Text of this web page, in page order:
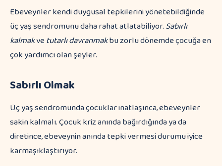
Ebeveynler kendi duygusal tepkilerini yönetebildiğinde
üç yaş sendromunu daha rahat atlatabiliyor.Sabırlı
kalmakvetutarlı davranmakbu zorlu dönemde çocuğa en
çok yardımcı olan şeyler.
Sabırlı Olmak
Üç yaş sendromunda çocuklar inatlaşınca, ebeveynler
sakin kalmalı. Çocuk kriz anında bağırdığında ya da
diretince, ebeveynin anında tepki vermesi durumu iyice
karmaşıklaştırıyor.